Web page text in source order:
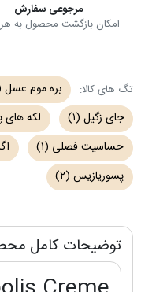
مرجوعی سفارش
امکان بازگشت محصول به
تگ های کالا: بره موم عسل
جای زگیل (۱) لکه های
حساسیت فصلی (۱)
پسوریازیس (۲)
توضیحات کامل